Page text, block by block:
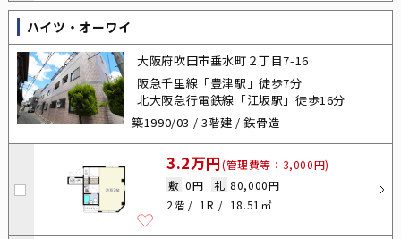
ハイツ・オーワイ
大阪府吹田市垂水町２丁目7-16
阪急千里線「豊津駅」徒歩7分
北大阪急行電鉄線「江坂駅」徒歩16分
築1990/03 / 3階建 / 鉄骨造
3.2万円(管理費等：3,000円)
敷 0円 礼 80,000円
2階
1R 18.51㎡